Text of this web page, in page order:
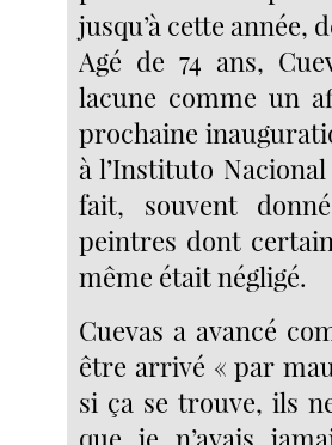
jusqu’à cette année,
Agé de 74 ans,
lacune comme un
prochaine
à l’Instituto
fait, souvent
peintres dont
même était négligé.
Cuevas a avancé
être arrivé « par
si ça se trouve, ils